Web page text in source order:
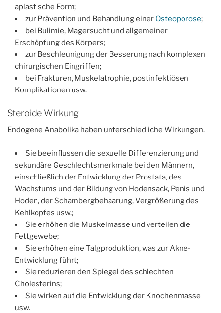
aplastische Form;
zur Prävention und Behandlung einer Osteoporose;
bei Bulimie, Magersucht und allgemeiner
Erschöpfung des Körpers;
zur Beschleunigung der Besserung nach komplexen
chirurgischen Eingriffen;
bei Frakturen, Muskelatrophie, postinfektiösen
Komplikationen usw.
Steroide Wirkung
Endogene Anabolika haben unterschiedliche Wirkungen.
Sie beeinflussen die sexuelle Differenzierung und
sekundäre Geschlechtsmerkmale bei den Männern,
einschließlich der Entwicklung der Prostata, des
Wachstums und der Bildung von Hodensack, Penis und
Hoden, der Schambergbehaarung, Vergrößerung des
Kehlkopfes usw.;
Sie erhöhen die Muskelmasse und verteilen die
Fettgewebe;
Sie erhöhen eine Talgproduktion, was zur Akne-
Entwicklung führt;
Sie reduzieren den Spiegel des schlechten
Cholesterins;
Sie wirken auf die Entwicklung der Knochenmasse
usw.